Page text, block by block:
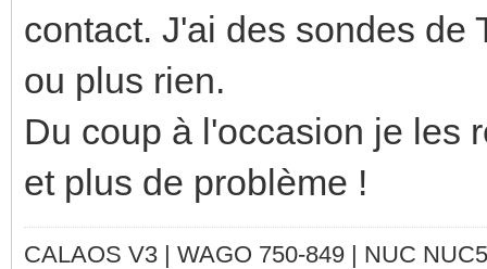
contact. J'ai des sondes de
ou plus rien.
Du coup à l'occasion je les
et plus de problème !
CALAOS V3 | WAGO 750-849 | NUC